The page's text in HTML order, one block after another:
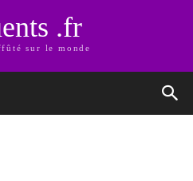
.fr
sur le monde